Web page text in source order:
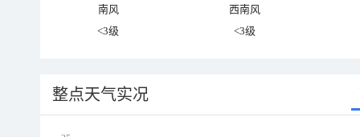
南风
西南风
<3级
<3级
整点天气实况